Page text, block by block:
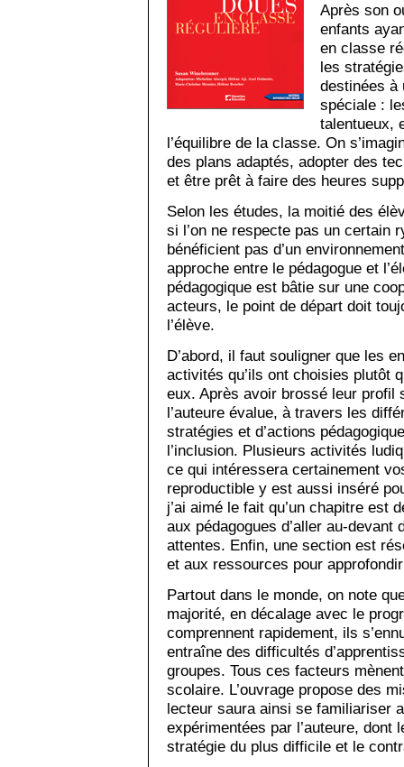
Après son
enfants
en classe
les
destinées à
spéciale :
talentueux,
l’équilibre de la classe. On
des plans adaptés, adopter des
et être prêt à faire des heures
Selon les études, la moitié des
si l’on ne respecte pas un certain
bénéficient pas d’un
approche entre le pédagogue et
pédagogique est bâtie sur une
acteurs, le point de départ doit
l’élève.
D’abord, il faut souligner que les
activités qu’ils ont choisies plutôt
eux. Après avoir brossé leur profil
l’auteure évalue, à travers les
stratégies et d’actions
l’inclusion. Plusieurs activités
ce qui intéressera certainement
reproductible y est aussi inséré
j’ai aimé le fait qu’un chapitre est
aux pédagogues d’aller au-
attentes. Enfin, une section est
et aux ressources pour
Partout dans le monde, on note
majorité, en décalage avec le
comprennent rapidement, ils
entraîne des difficultés
groupes. Tous ces facteurs
scolaire. L’ouvrage propose des
lecteur saura ainsi se familiariser
expérimentées par l’auteure, dont
stratégie du plus difficile et le